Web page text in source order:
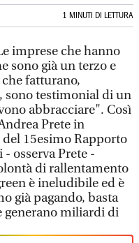
1 MINUTI DI LETTURA
imprese che hanno
sono già un terzo e
fatturano,
sono testimonial di un
abbracciare". Così
Prete in
15esimo Rapporto
osserva Prete -
di rallentamento
è ineludibile ed è
già pagando, basta
generano miliardi di